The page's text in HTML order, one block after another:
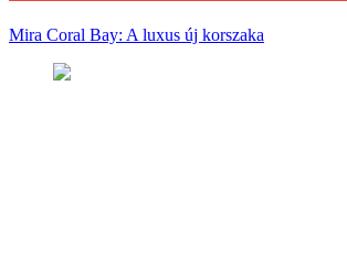
Mira Coral Bay: A luxus új korszaka